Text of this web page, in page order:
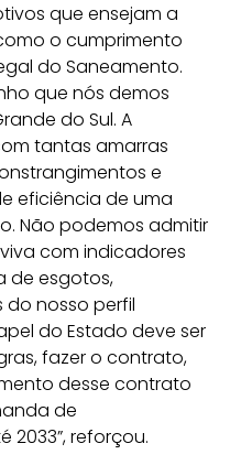
que ensejam a
o cumprimento
do Saneamento.
que nós demos
do Sul. A
tantas amarras
e
eficiência de uma
Não podemos admitir
com indicadores
de esgotos,
nosso perfil
do Estado deve ser
fazer o contrato,
desse contrato
de
reforçou.